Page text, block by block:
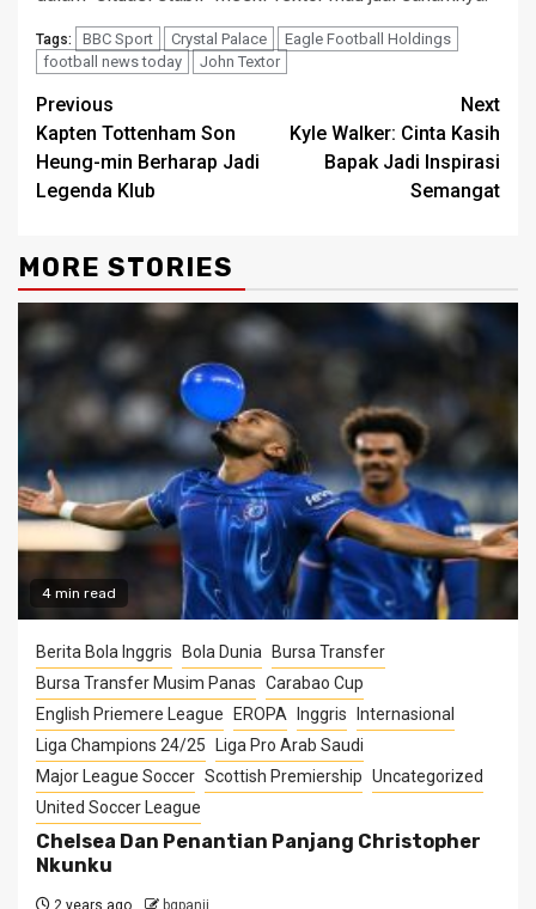
Tags: BBC Sport Crystal Palace
Eagle Football Holdings
football news today
John Textor
Continue
Reading
Previous
Kapten Tottenham Son
Heung-min Berharap Jadi
Legenda Klub
Next
Kyle Walker: Cinta Kasih
Bapak Jadi Inspirasi
Semangat
MORE STORIES
4 min read
Berita Bola Inggris Bola Dunia
Bursa Transfer
Bursa Transfer Musim Panas Carabao Cup
English Priemere League
EROPA Inggris
Internasional
Liga Champions 24/25
Liga Pro Arab Saudi
Major League Soccer Scottish Premiership Uncategorized
United Soccer League
Chelsea Dan Penantian Panjang Christopher
Nkunku
2 years ago bgpanji